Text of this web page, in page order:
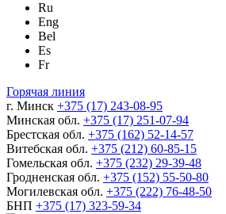
Ru
Eng
Bel
Es
Fr
Горячая линия
г. Минск +375 (17) 243-08-95
Минская обл. +375 (17) 251-07-94
Брестская обл. +375 (162) 52-14-57
Витебская обл. +375 (212) 60-85-15
Гомельская обл. +375 (232) 29-39-48
Гродненская обл. +375 (152) 55-50-80
Могилевская обл. +375 (222) 76-48-50
БНП +375 (17) 323-59-34